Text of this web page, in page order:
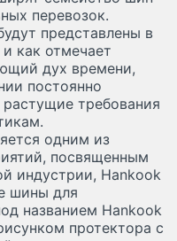
перевозок.
представлены в
как отмечает
дух времени,
постоянно
требования
одним из
посвященным
индустрии, Hankook
шины для
названием Hankook
протектора с